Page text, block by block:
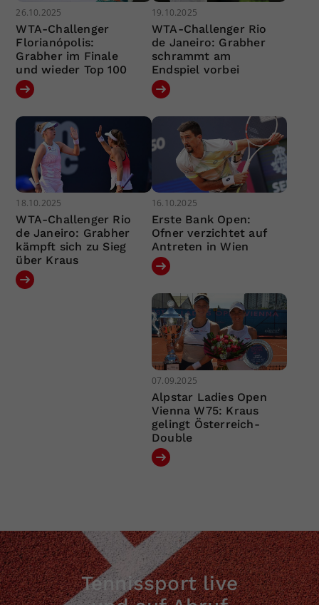
26.10.2025
WTA-Challenger
Florianópolis:
Grabher im Finale
und wieder Top 100
19.10.2025
WTA-Challenger Rio
de Janeiro: Grabher
schrammt am
Endspiel vorbei
18.10.2025
WTA-Challenger Rio
de Janeiro: Grabher
kämpft sich zu Sieg
über Kraus
16.10.2025
Erste Bank Open:
Ofner verzichtet auf
Antreten in Wien
07.09.2025
Alpstar Ladies Open
Vienna W75: Kraus
gelingt Österreich-
Double
Tennissport live